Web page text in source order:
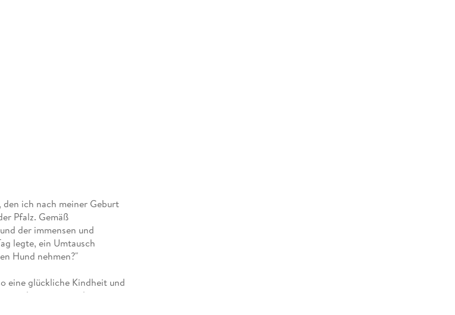
den ich nach meiner Geburt
Pfalz. Gemäß
der immensen und
legte, ein Umtausch
Hund nehmen?"
eine glückliche Kindheit und
zum einen den